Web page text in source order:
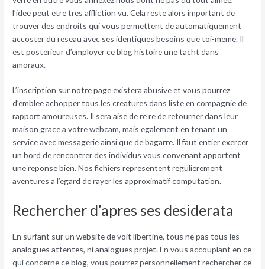
l’idee peut etre tres affliction vu. Cela reste alors important de
trouver des endroits qui vous permettent de automatiquement
accoster du reseau avec ses identiques besoins que toi-meme. Il
est posterieur d’employer ce blog histoire une tacht dans
amoraux.
L’inscription sur notre page existera abusive et vous pourrez
d’emblee achopper tous les creatures dans liste en compagnie de
rapport amoureuses. Il sera aise de re re de retourner dans leur
maison grace a votre webcam, mais egalement en tenant un
service avec messagerie ainsi que de bagarre. Il faut entier exercer
un bord de rencontrer des individus vous convenant apportent
une reponse bien. Nos fichiers representent regulierement
aventures a l’egard de rayer les approximatif computation.
Rechercher d’apres ses desiderata
En surfant sur un website de voit libertine, tous ne pas tous les
analogues attentes, ni analogues projet. En vous accouplant en ce
qui concerne ce blog, vous pourrez personnellement rechercher ce